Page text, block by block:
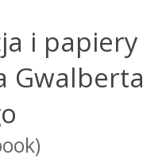
i papiery
Gwalberta